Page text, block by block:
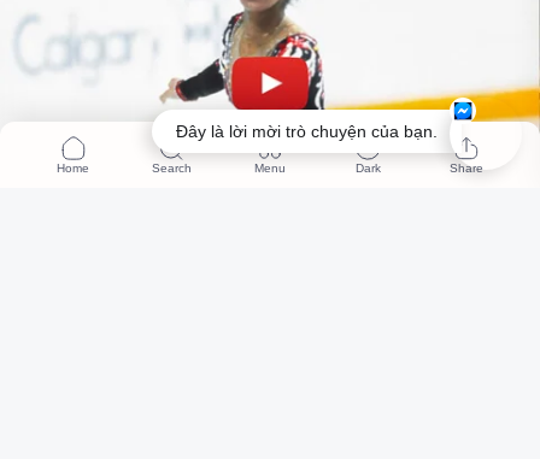
Đây là lời mời trò chuyện của bạn.